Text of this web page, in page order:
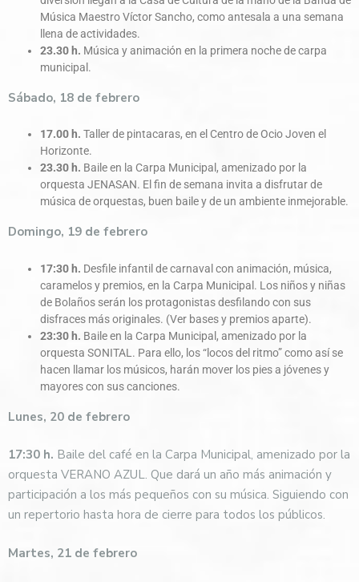
Música Maestro Víctor Sancho, como antesala a una semana
llena de actividades.
23.30 h. Música y animación en la primera noche de carpa
municipal.
Sábado, 18 de febrero
17.00 h. Taller de pintacaras, en el Centro de Ocio Joven el
Horizonte.
23.30 h. Baile en la Carpa Municipal, amenizado por la
orquesta JENASAN. El fin de semana invita a disfrutar de
música de orquestas, buen baile y de un ambiente inmejorable.
Domingo, 19 de febrero
17:30 h. Desfile infantil de carnaval con animación, música,
caramelos y premios, en la Carpa Municipal. Los niños y niñas
de Bolaños serán los protagonistas desfilando con sus
disfraces más originales. (Ver bases y premios aparte).
23:30 h. Baile en la Carpa Municipal, amenizado por la
orquesta SONITAL. Para ello, los “locos del ritmo” como así se
hacen llamar los músicos, harán mover los pies a jóvenes y
mayores con sus canciones.
Lunes, 20 de febrero
17:30 h. Baile del café en la Carpa Municipal, amenizado por la
orquesta VERANO AZUL. Que dará un año más animación y
participación a los más pequeños con su música. Siguiendo con
un repertorio hasta hora de cierre para todos los públicos.
Martes, 21 de febrero